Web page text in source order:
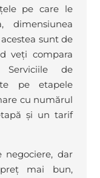
pe care le
dimensiunea
sunt de
veți compara
Serviciile de
pe etapele
cu numărul
și un tarif
negociere, dar
mai bun,